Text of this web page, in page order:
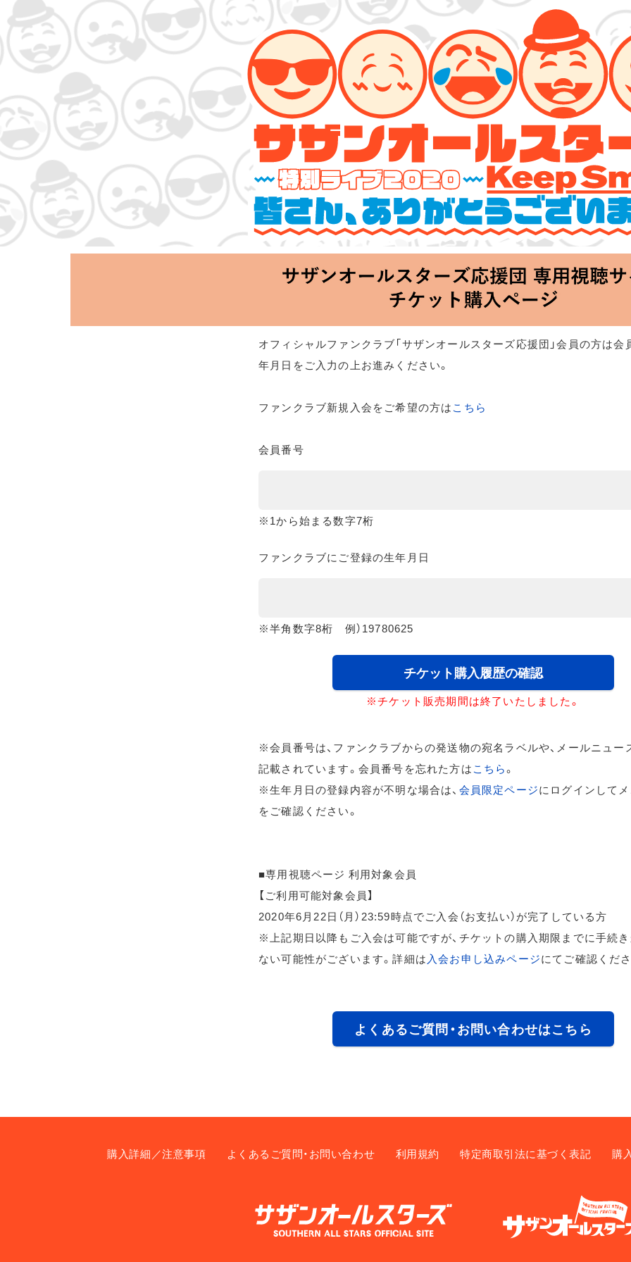
サザンオールスターズ 特別ライブ 2020
「Keep Smilin’～皆さん、ありがとうございます!!～」
2020.06.25 Thu 20:00 Start at 横浜アリーナ
オフィシャルファンクラブ「サザンオールスターズ応援団」会員の方は会
年月日をご入力の上お進みください。
ファンクラブ新規入会をご希望の方はこちら
会員番号
※1から始まる数字7桁
ファンクラブにご登録の生年月日
※半角数字8桁 例）19780625
チケット購入履歴の確認
※チケット販売期間は終了いたしました。
※会員番号は、ファンクラブからの発送物の宛名ラベルや、メールニュー
記載されています。会員番号を忘れた方はこちら。
※生年月日の登録内容が不明な場合は、 会員限定ページにログインして
をご確認ください。
■専用視聴ページ 利用対象会員
【ご利用可能対象会員】
2020年6月22日（月）23:59時点でご入会（お支払い）が完了している方
※上記期日以降もご入会は可能ですが、チケットの購入期限までに手続
ない可能性がございます。詳細は入会お申し込みページにてご確認くださ
よくあるご質問・お問い合わせはこちら
購入詳細／注意事項 よくあるご質問・お問い合わせ 利用規約 特定商取引法に基づく表記 購